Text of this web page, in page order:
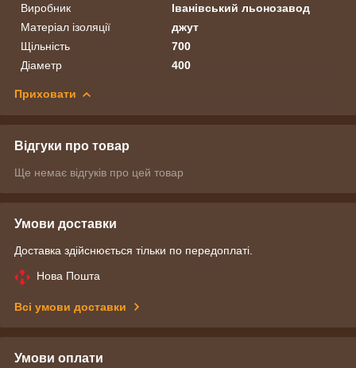
Виробник
Іванівський льонозавод
Матеріал ізоляції
джут
Щільність
700
Діаметр
400
Приховати
Відгуки про товар
Ще немає відгуків про цей товар
Умови доставки
Доставка здійснюється тільки по передоплаті.
Нова Пошта
Всі умови доставки
Умови оплати